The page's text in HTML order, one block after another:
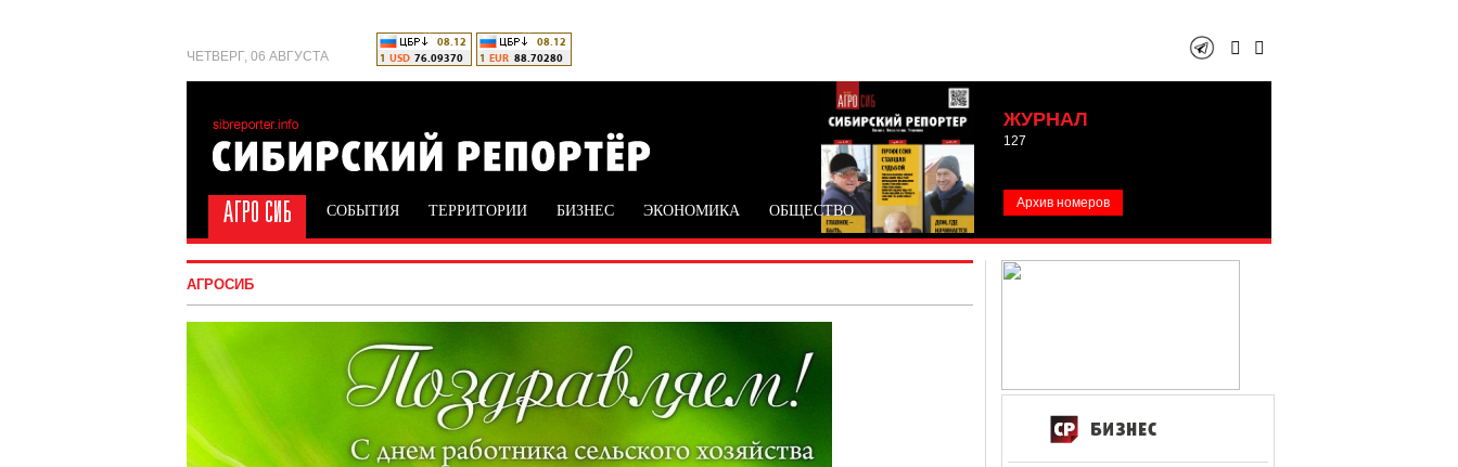
ЧЕТВЕРГ, 06 АВГУСТА
ЖУРНАЛ
127
Архив номеров
СОБЫТИЯ ТЕРРИТОРИИ БИЗНЕС ЭКОНОМИКА ОБЩЕСТВО
АГРОСИБ